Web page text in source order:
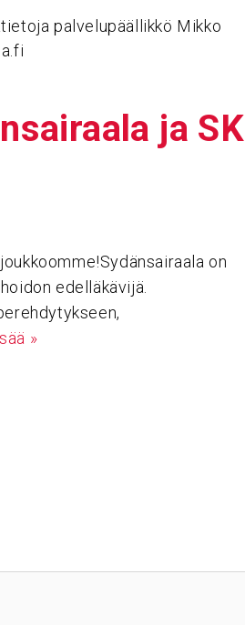
palvelupäällikkö Mikko
ja SK
on
edelläkävijä.
»